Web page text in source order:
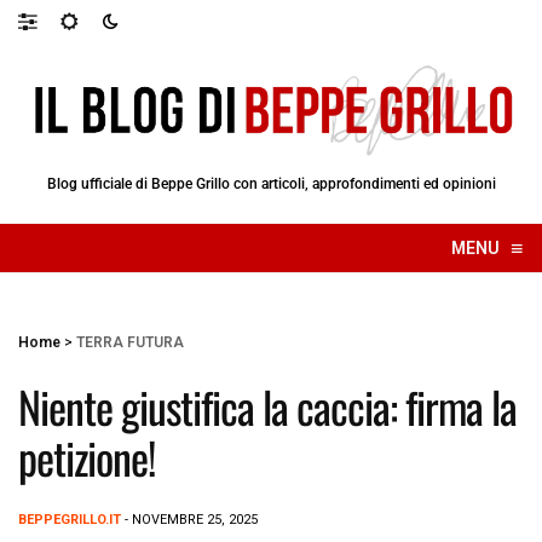
Blog ufficiale di Beppe Grillo con articoli, approfondimenti ed opinioni
MENU ≡
☰
Home > TERRA FUTURA
Niente giustifica la caccia: firma la
petizione!
BEPPEGRILLO.IT - NOVEMBRE 25, 2025